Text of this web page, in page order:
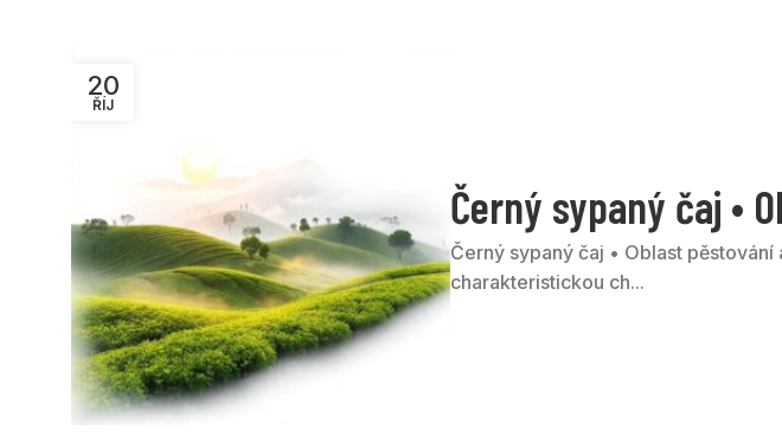
20
ŘÍJ
Černý sypaný čaj •
Černý sypaný čaj • Oblast
charakteristickou ch...